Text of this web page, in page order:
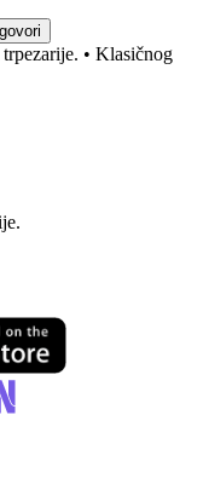
trpezarije. • Klasičnog